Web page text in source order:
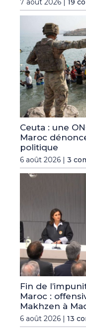
7 août 2026 | 19
Ceuta : une
Maroc
politique
6 août 2026 | 3
Fin de
Maroc :
Makhzen à
6 août 2026 | 13